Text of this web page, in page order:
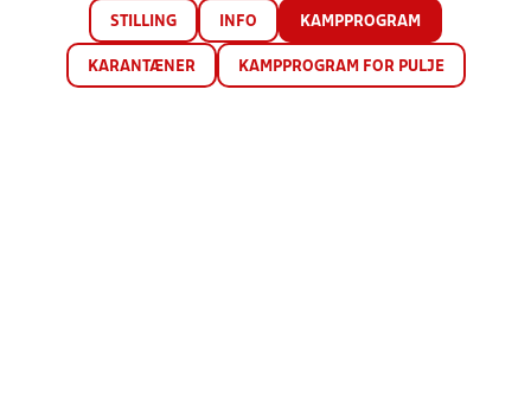
STILLING INFO KAMPPROGRAM
KARANTÆNER KAMPPROGRAM FOR PULJE